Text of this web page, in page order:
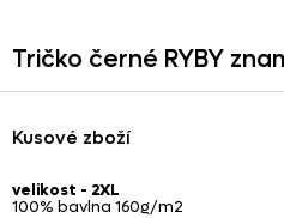
Tričko černé RYBY
Kusové zboží
velikost - 2XL
100% bavlna 160g/m2